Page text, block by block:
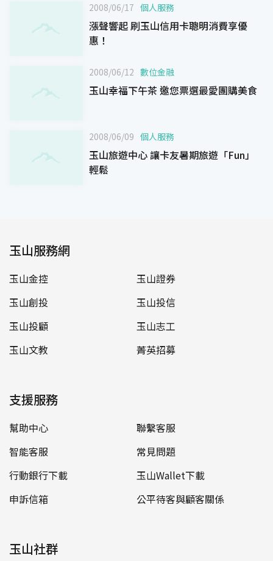
2008/06/17 個人服務
漲聲響起 刷玉山信用卡聰明消費享優
惠！
2008/06/12 數位金融
玉山幸福下午茶 邀您票選最愛團購美食
2008/06/09 個人服務
玉山旅遊中心 讓卡友暑期旅遊「Fun」
輕鬆
玉山服務網
玉山金控
玉山證券
玉山創投
玉山投信
玉山投顧
玉山志工
玉山文教
菁英招募
支援服務
幫助中心
聯繫客服
智能客服
常見問題
行動銀行下載
玉山Wallet下載
申訴信箱
公平待客與顧客關係
玉山社群